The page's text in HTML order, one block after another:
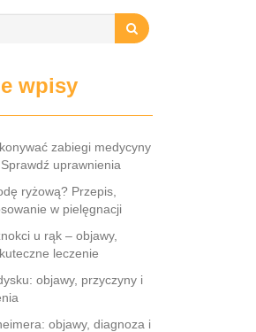
wpisy
zabiegi medycyny
uprawnienia
ryżową? Przepis,
w pielęgnacji
u rąk – objawy,
leczenie
objawy, przyczyny i
objawy, diagnoza i